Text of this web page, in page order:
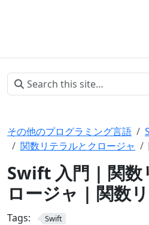
その他のプログラミング言語
関数リテラルとクロージャ
Swift 入門 | 関数
ロージャ | 関数
Tags: Swift